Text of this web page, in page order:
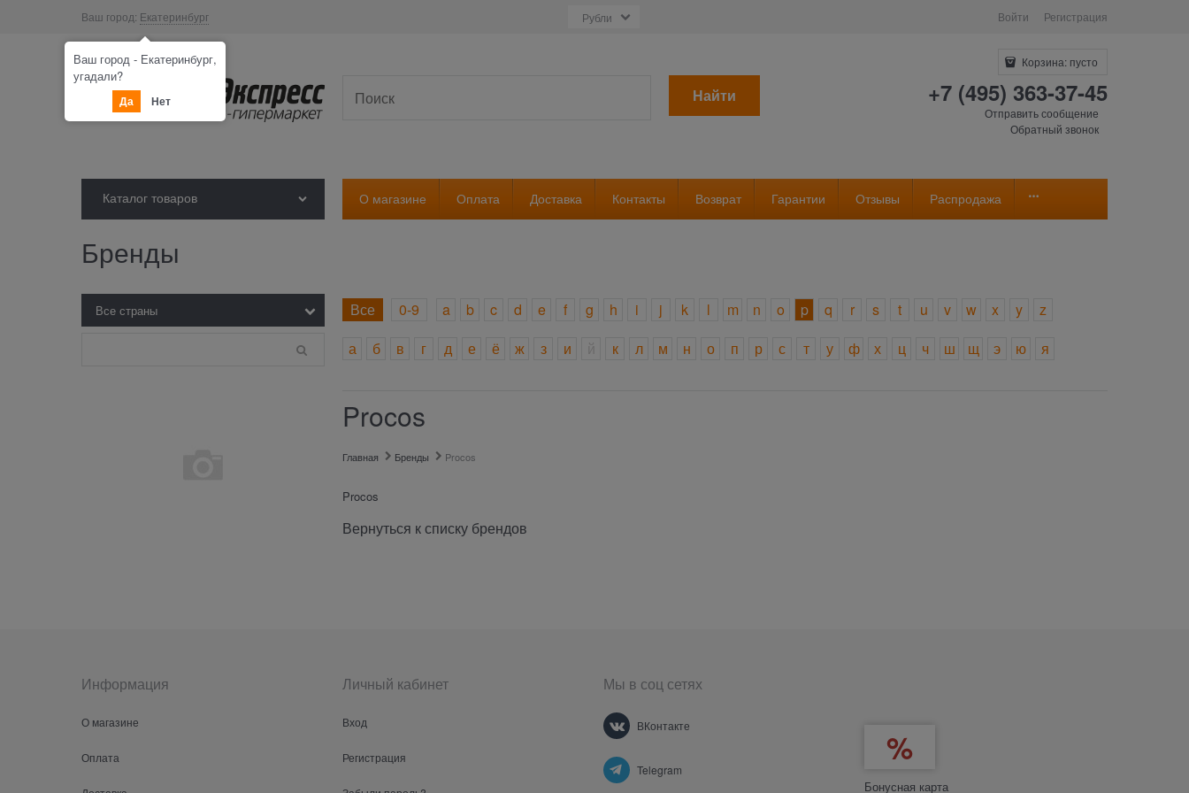
Ваш город: Екатеринбург Войти Регистрация
Найти
Корзина: пусто
+7 (495) 363-37-45
Отправить сообщение
Обратный звонок
Каталог товаров О магазине Оплата Доставка Контакты Возврат Гарантии Отзывы Распродажа
Бренды
Все 0-9 a b c d e f g h i j k l m n o p q r s t u v w x y
z
а
б в г д е ё ж з и к л м н о п р с т у ф х ц ч ш щ э ю я
Procos
Главная Бренды Procos
Procos
Вернуться к списку брендов
Информация
О магазине
Оплата
Личный кабинет
Вход
Регистрация
Мы в соц сетях
ВКонтакте
Telegram
Бонусная карта
Ваш город - Екатеринбург,
угадали?
Да Нет